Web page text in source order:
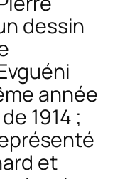
dessin
année
1914 ;
et